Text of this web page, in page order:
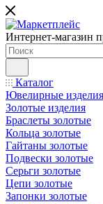
Интернет-магазин
Каталог
Ювелирные изделия
Золотые изделия
Браслеты золотые
Кольца золотые
Гайтаны золотые
Подвески золотые
Серьги золотые
Цепи золотые
Запонки золотые